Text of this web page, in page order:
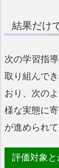
結果だけ
次の学習指
取り組んで
おり、次の
様な実態に
が進められて
評価対象